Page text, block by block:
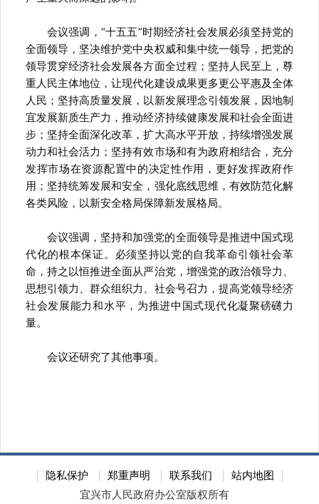
会议强调，“十五五”时期经济社会发展必须坚持党的
全面领导，坚决维护党中央权威和集中统一领导，把党的
领导贯穿经济社会发展各方面全过程；坚持人民至上，尊
重人民主体地位，让现代化建设成果更多更公平惠及全体
人民；坚持高质量发展，以新发展理念引领发展，因地制
宜发展新质生产力，推动经济持续健康发展和社会全面进
步；坚持全面深化改革，扩大高水平开放，持续增强发展
动力和社会活力；坚持有效市场和有为政府相结合，充分
发挥市场在资源配置中的决定性作用，更好发挥政府作
用；坚持统筹发展和安全，强化底线思维，有效防范化解
各类风险，以新安全格局保障新发展格局。
会议强调，坚持和加强党的全面领导是推进中国式现
代化的根本保证。必须坚持以党的自我革命引领社会革
命，持之以恒推进全面从严治党，增强党的政治领导力、
思想引领力、群众组织力、社会号召力，提高党领导经济
社会发展能力和水平，为推进中国式现代化凝聚磅礴力
量。
会议还研究了其他事项。
隐私保护 郑重声明 联系我们
站内地图
宜兴市人民政府办公室版权所有